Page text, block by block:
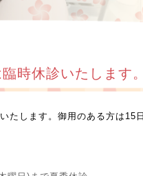
時休診いたします。
たします。御用のある方は15